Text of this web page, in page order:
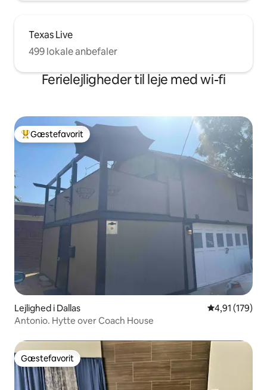
Texas Live
499 lokale anbefaler
Ferielejligheder til leje med wi-fi
Bedste gæstefavorit
Gæstefavorit
Lejlighed i Dallas 4,91 ud af 5 i
4,91 (179)
Antonio. Hytte over Coach House
Gæstefavorit
Gæstefavorit